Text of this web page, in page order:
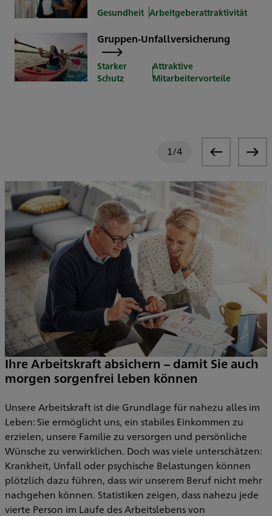
Gesundheit Arbeitgeberattraktivität
Gruppen-Unfallversicherung
Starker
Schutz
Attraktive
Mitarbeitervorteile
1/4
Ihre Arbeitskraft absichern – damit Sie auch
morgen sorgenfrei leben können
Unsere Arbeitskraft ist die Grundlage für nahezu alles im
Leben: Sie ermöglicht uns, ein stabiles Einkommen zu
erzielen, unsere Familie zu versorgen und persönliche
Wünsche zu verwirklichen. Doch was viele unterschätzen:
Krankheit, Unfall oder psychische Belastungen können
plötzlich dazu führen, dass wir unserem Beruf nicht mehr
nachgehen können. Statistiken zeigen, dass nahezu jede
vierte Person im Laufe des Arbeitslebens von